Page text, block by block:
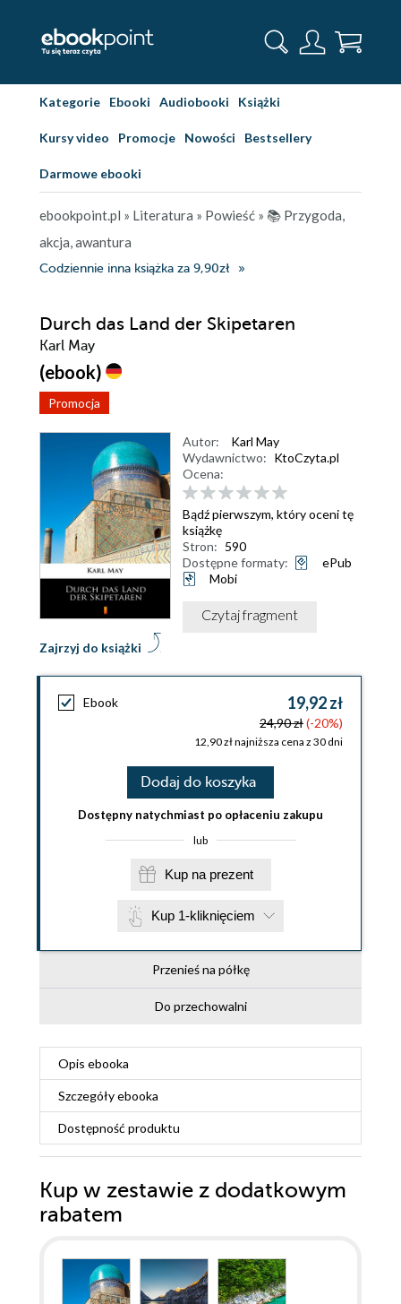
Kategorie Ebooki Audiobooki Książki
Kursy video Promocje Nowości Bestsellery
Darmowe ebooki
ebookpoint.pl » Literatura » Powieść » 📚 Przygoda,
akcja, awantura
Codziennie inna książka za 9,90zł
Durch das Land der Skipetaren
Karl May
(ebook)
Promocja
Zajrzyj do książki
Autor:
Karl May
Wydawnictwo: KtoCzyta.pl
Ocena:
Bądź pierwszym, który oceni tę
książkę
Stron: 590
Dostępne formaty:
ePub
Mobi
Czytaj fragment
Ebook 19,92 zł
24,90 zł(-20%)
12,90 zł najniższa cena z 30 dni
Dodaj do koszyka
Dostępny natychmiast po opłaceniu zakupu
lub
Kup na prezent
Kup 1-kliknięciem
Przenieś na półkę
Do przechowalni
Opis ebooka
Szczegółyebooka
Dostępność produktu
Kup w zestawie z dodatkowym
rabatem